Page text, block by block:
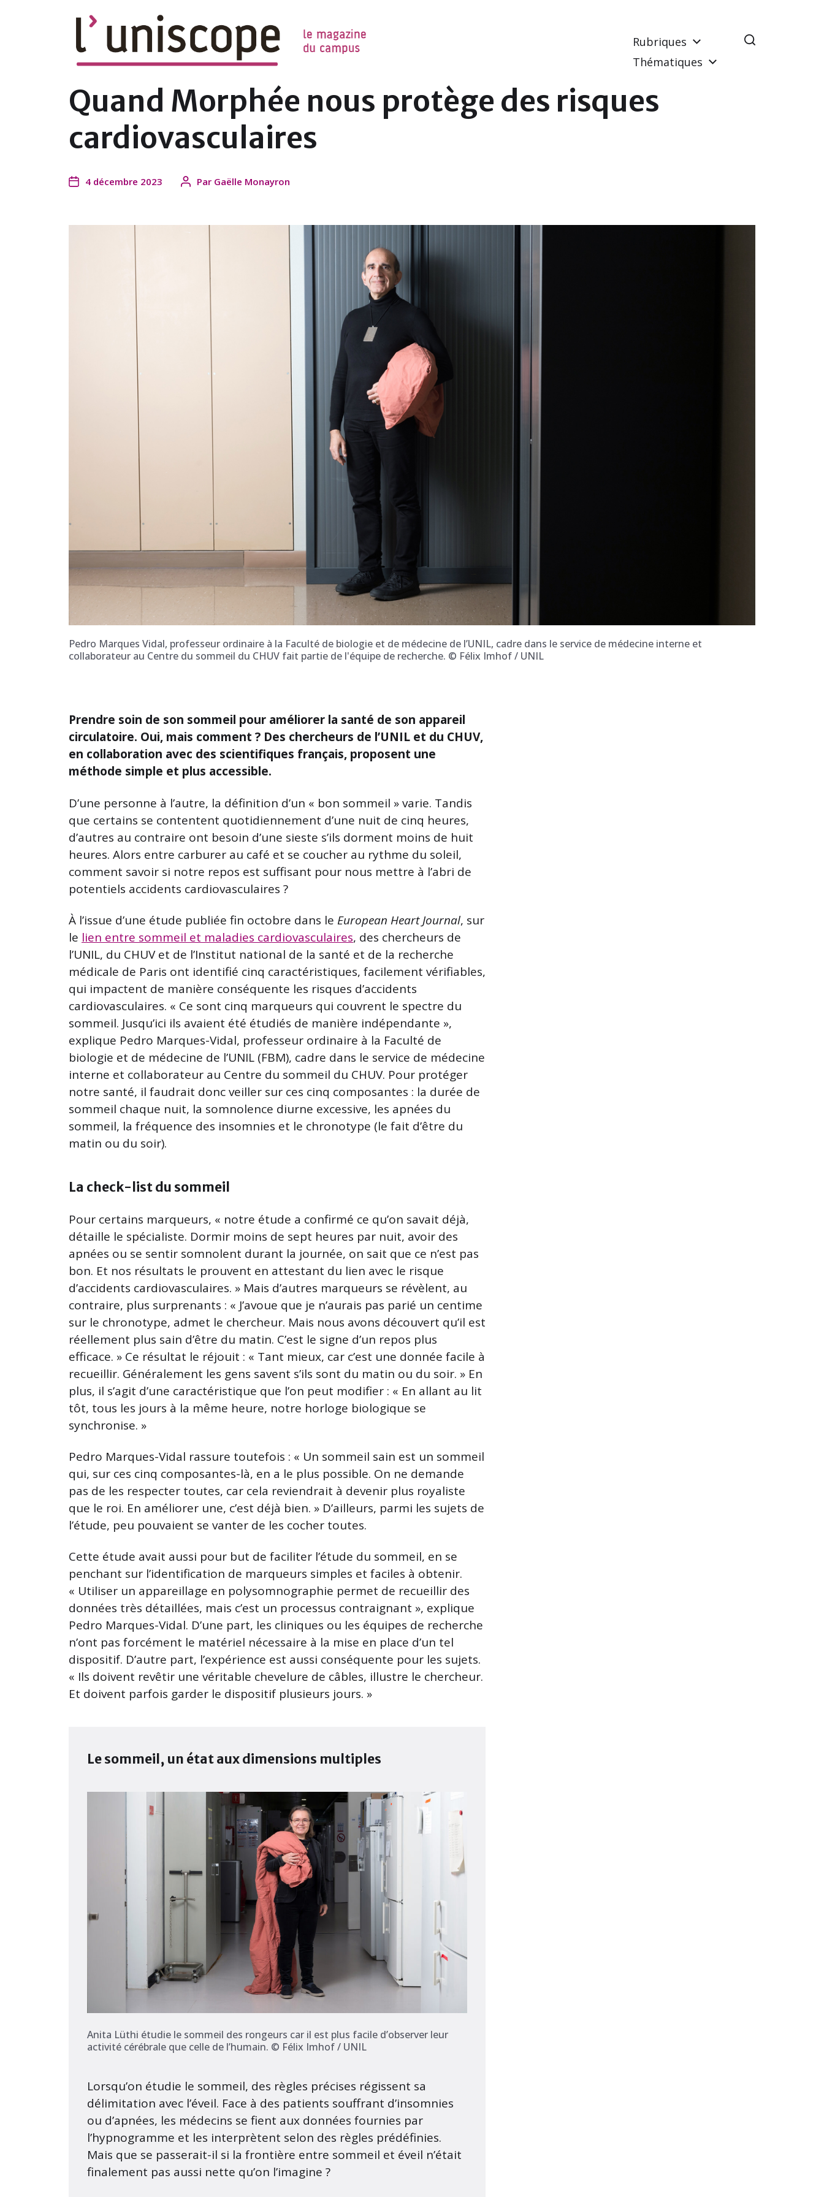
le magazine en ligne du campus de l'UNIL
Rubriques
Thématiques
Quand Morphée nous protège des risques
cardiovasculaires
4 décembre 2023 Par Gaëlle Monayron
Pedro Marques Vidal, professeur ordinaire à la Faculté de biologie et de médecine de l’UNIL, cadre dans le service de médecine interne et
collaborateur au Centre du sommeil du CHUV fait partie de l'équipe de recherche. © Félix Imhof / UNIL
Prendre soin de son sommeil pour améliorer la santé de son appareil
circulatoire. Oui, mais comment ? Des chercheurs de l’UNIL et du CHUV,
en collaboration avec des scientifiques français, proposent une
méthode simple et plus accessible.
D’une personne à l’autre, la définition d’un « bon sommeil » varie. Tandis
que certains se contentent quotidiennement d’une nuit de cinq heures,
d’autres au contraire ont besoin d’une sieste s’ils dorment moins de huit
heures. Alors entre carburer au café et se coucher au rythme du soleil,
comment savoir si notre repos est suffisant pour nous mettre à l’abri de
potentiels accidents cardiovasculaires ?
À l’issue d’une étude publiée fin octobre dans le European Heart Journal, sur
le lien entre sommeil et maladies cardiovasculaires, des chercheurs de
l’UNIL, du CHUV et de l’Institut national de la santé et de la recherche
médicale de Paris ont identifié cinq caractéristiques, facilement vérifiables,
qui impactent de manière conséquente les risques d’accidents
cardiovasculaires. « Ce sont cinq marqueurs qui couvrent le spectre du
sommeil. Jusqu’ici ils avaient été étudiés de manière indépendante »,
explique Pedro Marques-Vidal, professeur ordinaire à la Faculté de
biologie et de médecine de l’UNIL (FBM), cadre dans le service de médecine
interne et collaborateur au Centre du sommeil du CHUV. Pour protéger
notre santé, il faudrait donc veiller sur ces cinq composantes : la durée de
sommeil chaque nuit, la somnolence diurne excessive, les apnées du
sommeil, la fréquence des insomnies et le chronotype (le fait d’être du
matin ou du soir).
La check-list du sommeil
Pour certains marqueurs, « notre étude a confirmé ce qu’on savait déjà,
détaille le spécialiste. Dormir moins de sept heures par nuit, avoir des
apnées ou se sentir somnolent durant la journée, on sait que ce n’est pas
bon. Et nos résultats le prouvent en attestant du lien avec le risque
d’accidents cardiovasculaires. » Mais d’autres marqueurs se révèlent, au
contraire, plus surprenants : « J’avoue que je n’aurais pas parié un centime
sur le chronotype, admet le chercheur. Mais nous avons découvert qu’il est
réellement plus sain d’être du matin. C’est le signe d’un repos plus
efficace. » Ce résultat le réjouit : « Tant mieux, car c’est une donnée facile à
recueillir. Généralement les gens savent s’ils sont du matin ou du soir. » En
plus, il s’agit d’une caractéristique que l’on peut modifier : « En allant au lit
tôt, tous les jours à la même heure, notre horloge biologique se
synchronise. »
Pedro Marques-Vidal rassure toutefois : « Un sommeil sain est un sommeil
qui, sur ces cinq composantes-là, en a le plus possible. On ne demande
pas de les respecter toutes, car cela reviendrait à devenir plus royaliste
que le roi. En améliorer une, c’est déjà bien. » D’ailleurs, parmi les sujets de
l’étude, peu pouvaient se vanter de les cocher toutes.
Cette étude avait aussi pour but de faciliter l’étude du sommeil, en se
penchant sur l’identification de marqueurs simples et faciles à obtenir.
« Utiliser un appareillage en polysomnographie permet de recueillir des
données très détaillées, mais c’est un processus contraignant », explique
Pedro Marques-Vidal. D’une part, les cliniques ou les équipes de recherche
n’ont pas forcément le matériel nécessaire à la mise en place d’un tel
dispositif. D’autre part, l’expérience est aussi conséquente pour les sujets.
« Ils doivent revêtir une véritable chevelure de câbles, illustre le chercheur.
Et doivent parfois garder le dispositif plusieurs jours. »
Le sommeil, un état aux dimensions multiples
Anita Lüthi étudie le sommeil des rongeurs car il est plus facile d’observer leur
activité cérébrale que celle de l’humain. © Félix Imhof / UNIL
Lorsqu’on étudie le sommeil, des règles précises régissent sa
délimitation avec l’éveil. Face à des patients souffrant d’insomnies
ou d’apnées, les médecins se fient aux données fournies par
l’hypnogramme et les interprètent selon des règles prédéfinies.
Mais que se passerait-il si la frontière entre sommeil et éveil n’était
finalement pas aussi nette qu’on l’imagine ?